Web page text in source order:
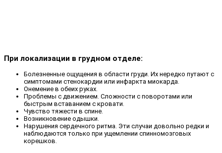
При локализации в грудном отделе:
Болезненные ощущения в области груди. Их нередко путают с
симптомами стенокардии или инфаркта миокарда.
Онемение в обеих руках.
Проблемы с движением. Сложности с поворотами или
быстрым вставанием с кровати.
Чувство тяжести в спине.
Возникновение одышки.
Нарушения сердечного ритма. Эти случаи довольно редки и
наблюдаются только при ущемлении спинномозговых
корешков.